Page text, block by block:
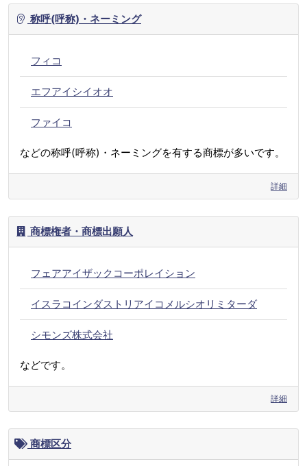
称呼(呼称)・ネーミング
フィコ
エフアイシイオオ
ファイコ
などの称呼(呼称)・ネーミングを有する商標が多いです。
詳細
商標権者・商標出願人
フェアアイザックコーポレイション
イスラコインダストリアイコメルシオリミターダ
シモンズ株式会社
などです。
詳細
商標区分